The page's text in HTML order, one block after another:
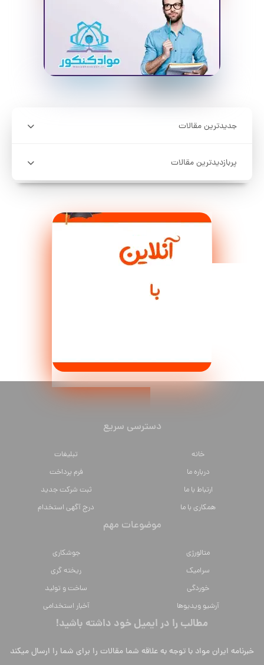
جدیدترین مقالات
پربازدیدترین مقالات
دسترسی سریع
خانه
تبلیغات
درباره ما
فرم پرداخت
ارتباط با ما
ثبت شرکت جدید
همکاری با ما
درج آگهی استخدام
موضوعات مهم
متالورژي
جوشکاری
سراميك
ریخته گری
خوردگی
ساخت و تولید
آرشیو ویدیوها
آخبار استخدامی
مطالب را در ایمیل خود داشته باشید!
خبرنامه ایران مواد با توجه به علاقه شما مقالات را برای شما را ارسال میکند